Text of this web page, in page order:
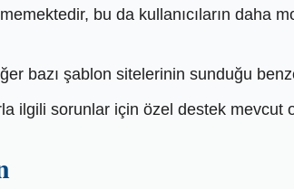
bu da kullanıcıların daha
bazı şablon sitelerinin sunduğu
ilgili sorunlar için özel destek mevcut